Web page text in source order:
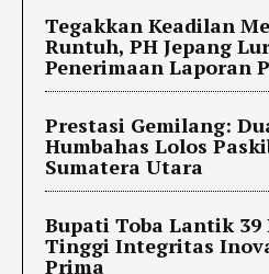
Tegakkan Keadilan
Runtuh, PH Jepang
Penerimaan Laporan
Prestasi Gemilang:
Humbahas Lolos
Sumatera Utara
Bupati Toba Lantik 39
Tinggi Integritas
Prima